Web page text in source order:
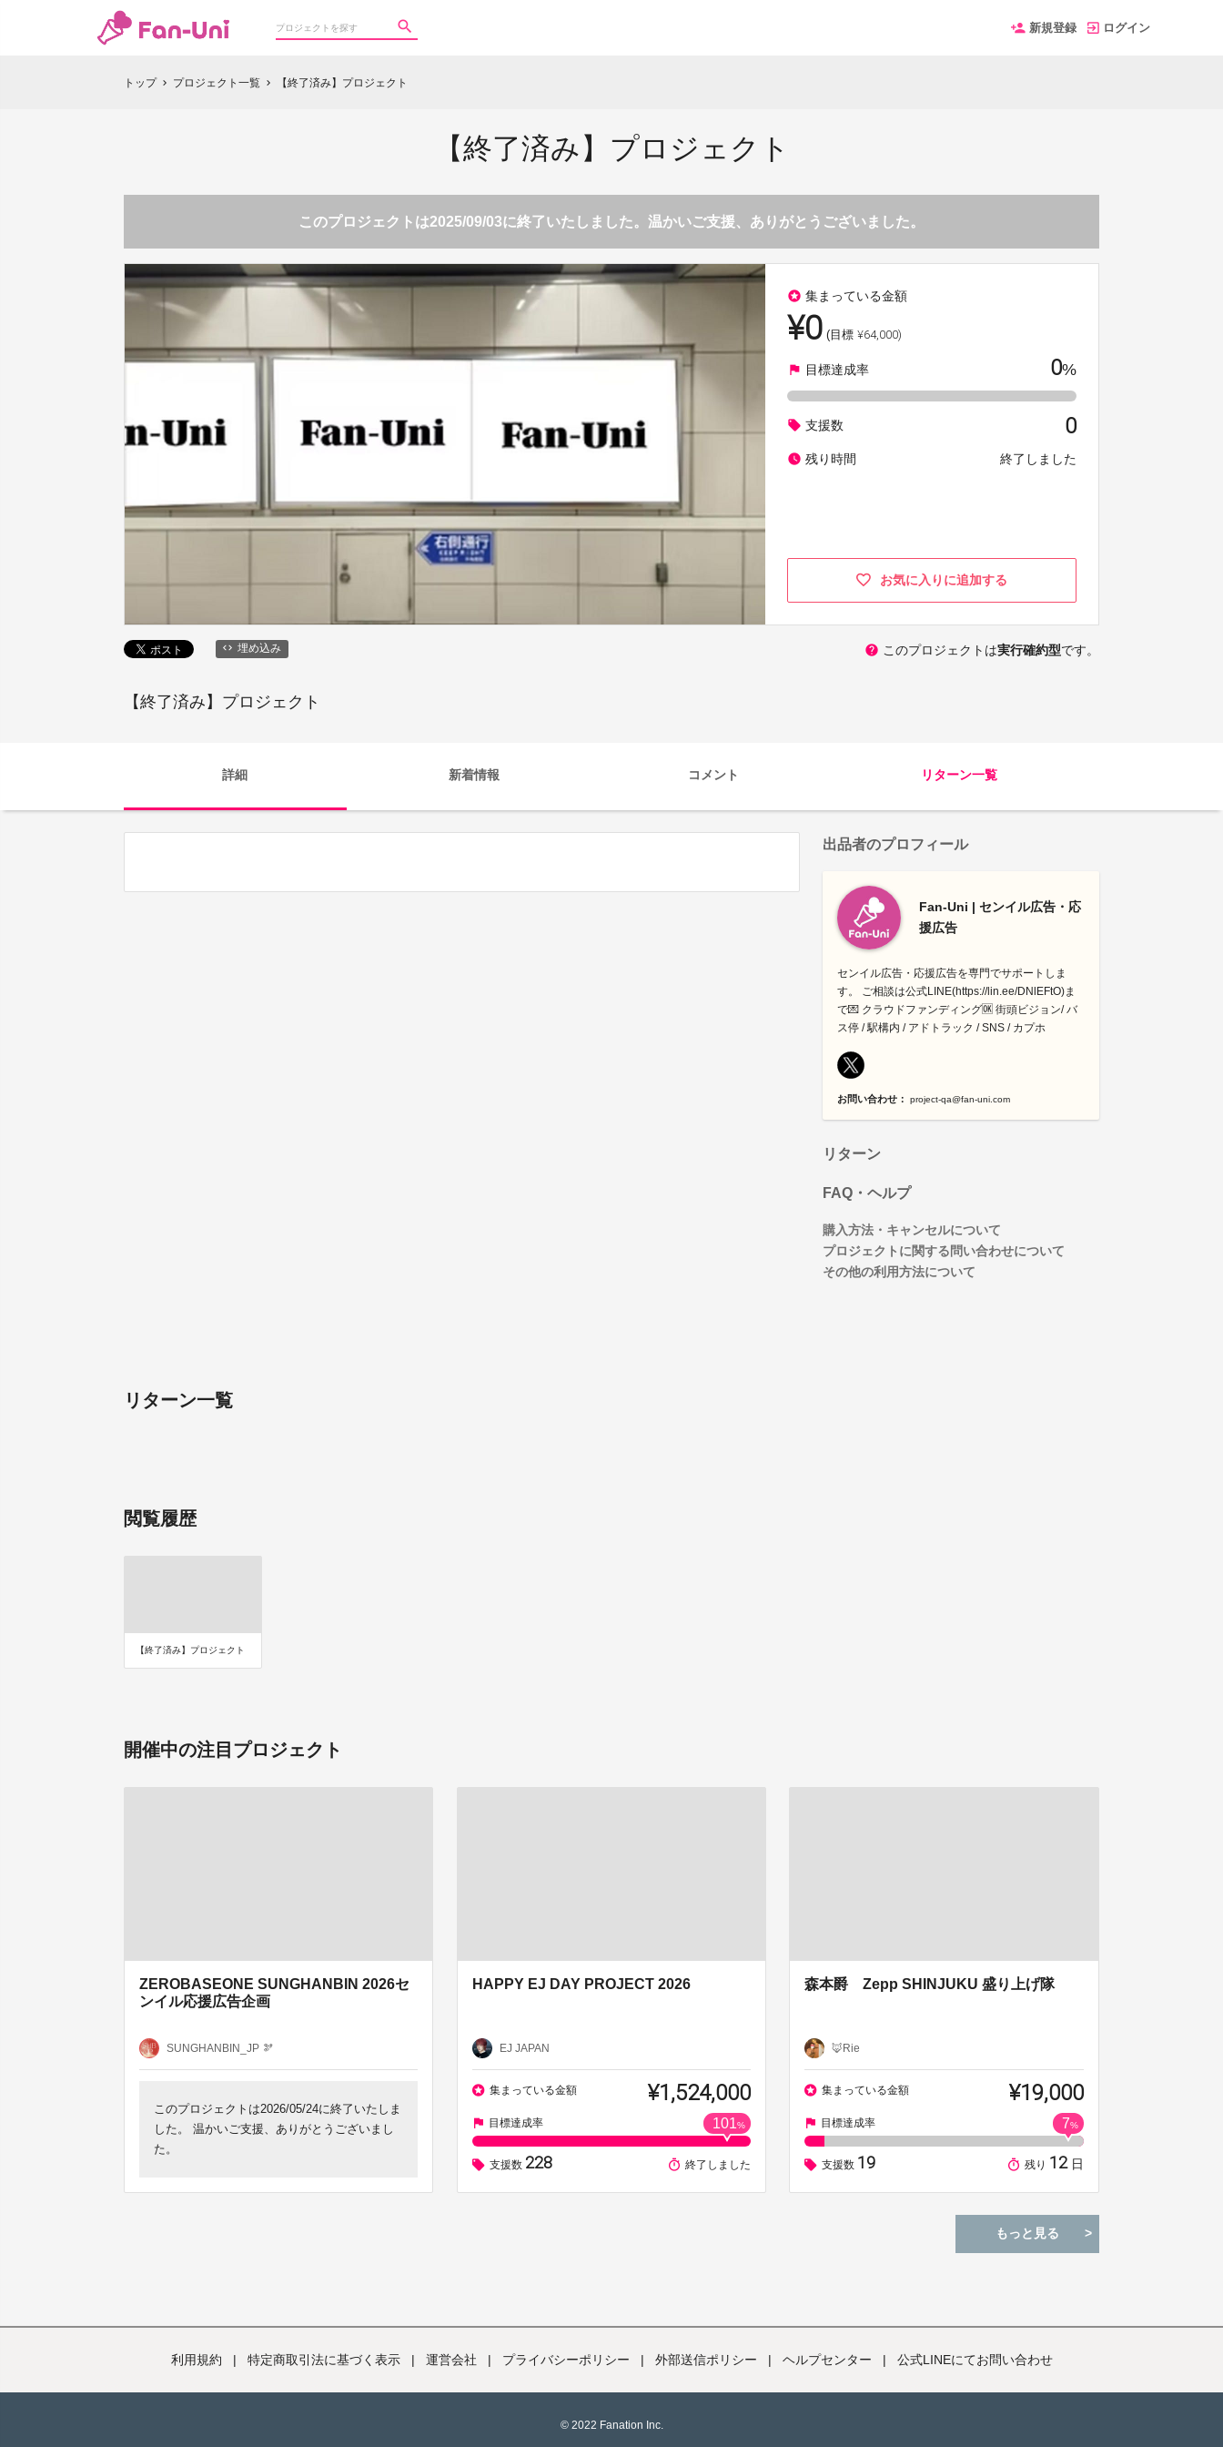
新規登録 ログイン
トップ chevron_right プロジェクト一覧 chevron_right 【終了済み】プロジェクト
【終了済み】プロジェクト
このプロジェクトは2025/09/03に終了いたしました。温かいご支援、ありがとうございました。
stars 集まっている金額
¥0 (目標 ¥64,000)
flag 目標達成率 0%
local_offer 支援数 0
watch_later 残り時間 終了しました
お気に入りに追加する
埋め込み help このプロジェクトは実行確約型です。
【終了済み】プロジェクト
詳細 新着情報 コメント リターン一覧
出品者のプロフィール
Fan-Uni | センイル広告・応
援広告
センイル広告・応援広告を専門でサポートしま
す。 ご相談は公式LINE(https://lin.ee/DNlEFtO)ま
で💌 クラウドファンディング🆗 街頭ビジョン/ バ
ス停 / 駅構内 / アドトラック / SNS / カプホ
お問い合わせ： project-qa@fan-uni.com
リターン
FAQ・ヘルプ
購入方法・キャンセルについて
プロジェクトに関する問い合わせについて
その他の利用方法について
リターン一覧
閲覧履歴
【終了済み】プロジェクト
開催中の注目プロジェクト
ZEROBASEONE SUNGHANBIN 2026セ
ンイル応援広告企画
SUNGHANBIN_JP 🫘
このプロジェクトは2026/05/24に終了いたしま
した。 温かいご支援、ありがとうございまし
た。
HAPPY EJ DAY PROJECT 2026
EJ JAPAN
集まっている金額 ¥1,524,000
目標達成率 101%
支援数 228 終了しました
森本爵 Zepp SHINJUKU 盛り上げ隊
🦊Rie
集まっている金額 ¥19,000
目標達成率 7%
支援数 19 残り 12 日
もっと見る
利用規約 | 特定商取引法に基づく表示 | 運営会社 | プライバシーポリシー | 外部送信ポリシー | ヘルプセンター | 公式LINEにてお問い合わせ
© 2022 Fanation Inc.